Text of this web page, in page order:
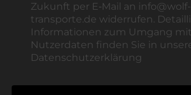
Zukunft per E‑Mail an info@wolf-
transporte.de widerrufen.
Informationen zum Umgang mit
Nutzerdaten finden Sie in
Datenschutzerklärung